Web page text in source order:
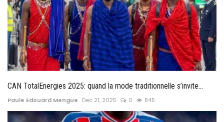
CAN TotalEnergies 2025: quand la mode traditionnelle s’invite...
Paule Edouard Mengue Dec 21, 2025 0 845